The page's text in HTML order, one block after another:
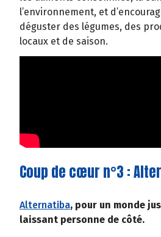
l’environnement, et
déguster des légumes, des
locaux et de saison.
Coup de cœur n°3 :
Alternatiba, pour un monde
laissant personne de côté.